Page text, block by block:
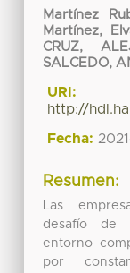
Martínez
Martínez,
CRUZ,
SALCEDO,
URI:
http://
Fecha:
Resumen:
Las
desafío de
entorno
por